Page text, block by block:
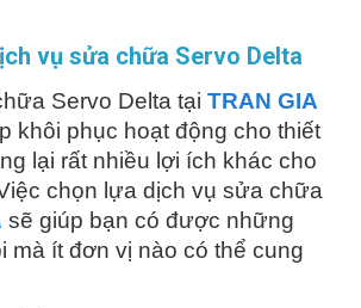
vụ sửa chữa Servo Delta
Servo Delta tạiTRAN GIA
khôi phục hoạt động cho thiết
lại rất nhiều lợi ích khác cho
chọn lựa dịch vụ sửa chữa
sẽ giúp bạn có được những
mà ít đơn vị nào có thể cung